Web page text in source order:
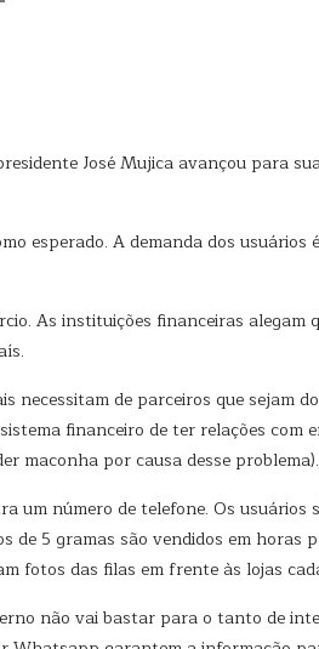
José Mujica avançou para
esperado. A demanda dos usuários
As instituições financeiras alegam
necessitam de parceiros que sejam
financeiro de ter relações com
maconha por causa desse problema).
um número de telefone. Os
de 5 gramas são vendidos em horas
fotos das filas em frente às lojas
não vai bastar para o tanto de